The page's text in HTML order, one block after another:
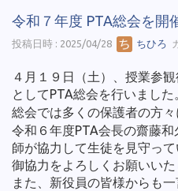
令和７年度 PTA総会を開
投稿日時 : 2025/04/28 ちひろ
４月１９日（土）、授業参
としてPTA総会を行いました
総会では多くの保護者の方々
令和６年度PTA会長の齋藤
師が協力して生徒を見守っ
御協力をよろしくお願いい
また、新役員の皆様からも